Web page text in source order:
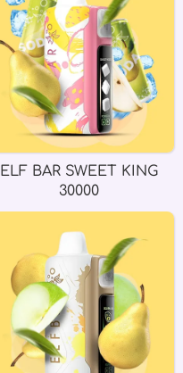
ELF BAR SWEET KING
30000